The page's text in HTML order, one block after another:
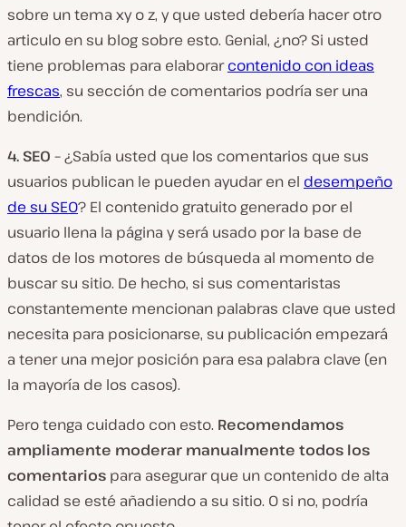
sobre un tema xy o z, y que usted debería hacer otro
articulo en su blog sobre esto. Genial, ¿no? Si usted
tiene problemas para elaborarcontenido con ideas
frescas, su sección de comentarios podría ser una
bendición.
4. SEO –¿Sabía usted que los comentarios que sus
usuarios publican le pueden ayudar en el desempeño
de su SEO? El contenido gratuito generado por el
usuario llena la página y será usado por la base de
datos de los motores de búsqueda al momento de
buscar su sitio. De hecho, si sus comentaristas
constantemente mencionan palabras clave que usted
necesita para posicionarse, su publicación empezará
a tener una mejor posición para esa palabra clave (en
la mayoría de los casos).
Pero tenga cuidado con esto. Recomendamos
ampliamente moderar manualmente todos los
comentarios para asegurar que un contenido de alta
calidad se esté añadiendo a su sitio. O si no, podría